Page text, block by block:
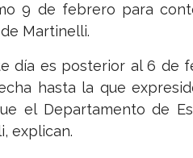
9 de febrero para
Martinelli.
día es posterior al 6 de
hasta la que
el Departamento de
explican.